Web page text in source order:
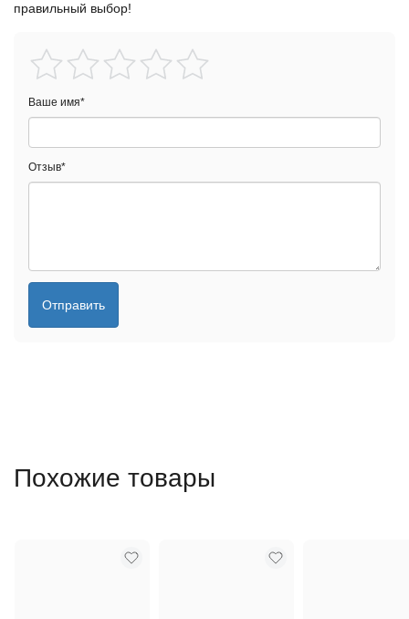
правильный выбор!
Ваше имя*
Отзыв*
Отправить
Похожие товары